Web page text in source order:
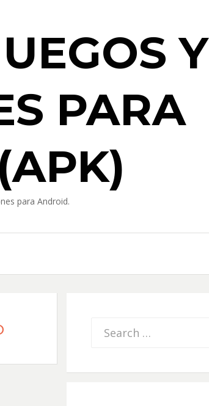
Y
PARA
para Android.
Search